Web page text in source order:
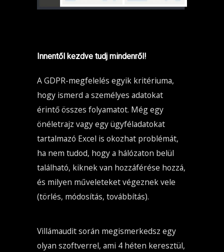
Innentől kezdve tudj mindenről!
A GDPR-megfelelés egyik kritériuma,
hogy ismerd a személyes adatokat
érintő összes folyamatot. Még egy
önéletrajz vagy egy ügyféladatokat
tartalmazó Excel is okozhat problémát,
ha nem tudod, hogy a hálózaton belül
található, kiknek van hozzáférése hozzá,
és milyen műveleteket végeznek vele
(törlés, módosítás, továbbítás).
Villámaudit során megismerkedsz egy
olyan szoftverrel, ami 4 héten keresztül,